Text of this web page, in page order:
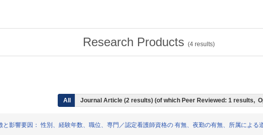
Research Products (4results)
All Journal Article (2 results) (of which Peer Reviewed: 1 results,
影響要因： 性別、経験年数、職位、専門／認定看護師資格の 有無、夜勤の有無、所属による